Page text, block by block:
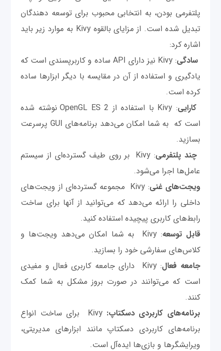
پلتفرمی بودن، به انتخابی محبوب برای توسعه دهندگان
تبدیل شده است. از مزایای بالقوه Kivy به موارد زیر باید
اشاره کرد:
سادگی
: Kivy نیز دارای API ساده و کاربرپسندی است که
یادگیری و استفاده از آن در مقایسه با دیگر ابزارها ساده
کرده است.
کارایی
: Kivy با استفاده از OpenGL ES 2 نوشته شده
است که به شما امکان می‌دهد برنامه‌های GUI پرسرعت
بسازید.
چند پلتفرمی
: Kivy بر روی طیف گسترده‌ای از سیستم
عامل‌ها اجرا می‌شود.
ویجت‌های غنی
: Kivy مجموعه گسترده‌ای از ویجت‌های
داخلی را ارائه می‌دهد که می‌توانید از آنها برای ساخت
رابط‌های کاربری پیچیده استفاده کنید.
قابل توسعه
: Kivy به شما امکان می‌دهد ویجت‌ها و
کلاس‌های سفارشی خود را بسازید.
جامعه فعال
: Kivy دارای جامعه کاربری فعال و مفیدی
است که می‌توانند در صورت بروز مشکل به شما کمک
کنند.
برنامه‌های کاربردی دسکتاپ:
Kivy برای ساخت انواع
برنامه‌های کاربردی دسکتاپ مانند ابزارهای مدیریتی،
ویرایشگرها و بازی‌ها ایده‌آل است.